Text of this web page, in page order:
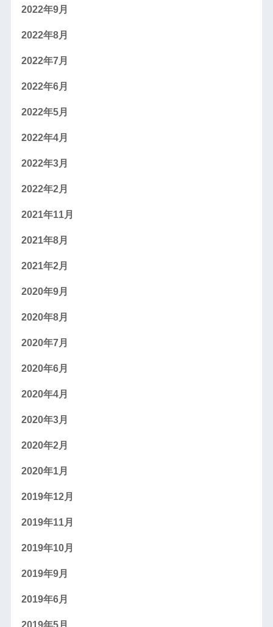
2022年9月
2022年8月
2022年7月
2022年6月
2022年5月
2022年4月
2022年3月
2022年2月
2021年11月
2021年8月
2021年2月
2020年9月
2020年8月
2020年7月
2020年6月
2020年4月
2020年3月
2020年2月
2020年1月
2019年12月
2019年11月
2019年10月
2019年9月
2019年6月
2019年5月